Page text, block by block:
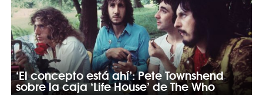
‘El concepto está ahí’: Pete Townshend
sobre la caja ‘Life House’ de The Who